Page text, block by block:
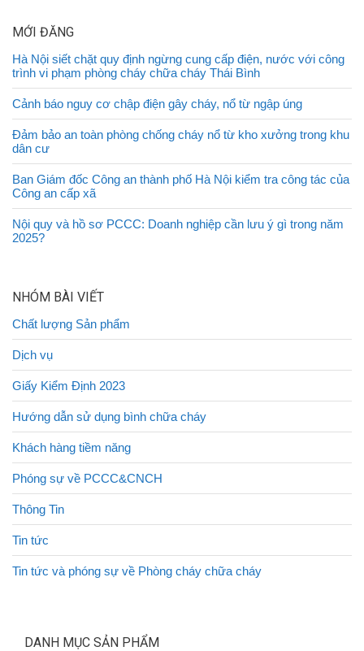
MỚI ĐĂNG
Hà Nội siết chặt quy định ngừng cung cấp điện, nước với công
trình vi phạm phòng cháy chữa cháy Thái Bình
Cảnh báo nguy cơ chập điện gây cháy, nổ từ ngập úng
Đảm bảo an toàn phòng chống cháy nổ từ kho xưởng trong khu
dân cư
Ban Giám đốc Công an thành phố Hà Nội kiểm tra công tác của
Công an cấp xã
Nội quy và hồ sơ PCCC: Doanh nghiệp cần lưu ý gì trong năm
2025?
NHÓM BÀI VIẾT
Chất lượng Sản phẩm
Dịch vụ
Giấy Kiểm Định 2023
Hướng dẫn sử dụng bình chữa cháy
Khách hàng tiềm năng
Phóng sự về PCCC&CNCH
Thông Tin
Tin tức
Tin tức và phóng sự về Phòng cháy chữa cháy
DANH MỤC SẢN PHẨM